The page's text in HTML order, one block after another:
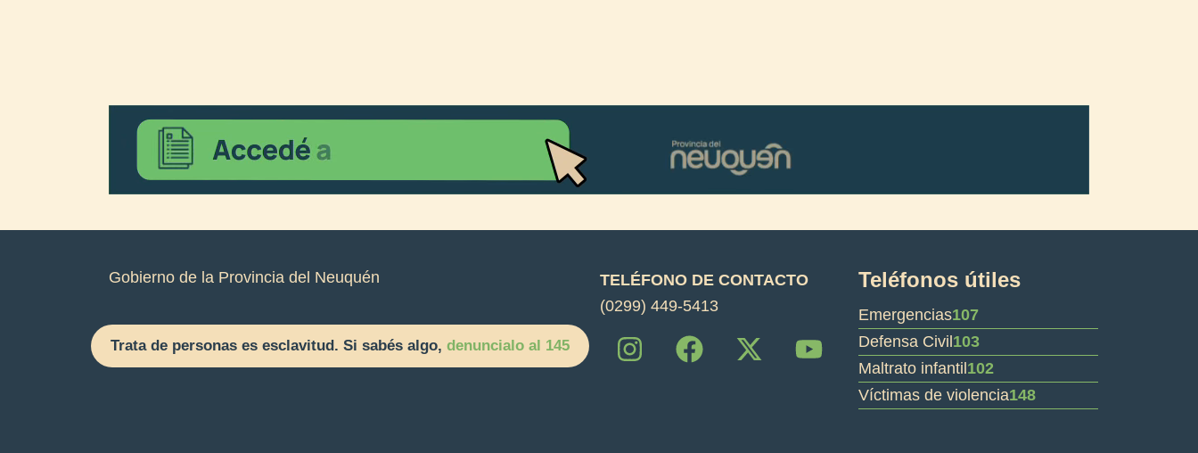
Gobierno de la Provincia del Neuquén
Trata de personas es esclavitud. Si sabés algo, denuncialo al 145
TELÉFONO DE CONTACTO
(0299) 449-5413
I
n
F
a
X
-
Y
o
Teléfonos útiles
Emergencias107
Defensa Civil 103
Maltrato infantil 102
Víctimas de violencia148